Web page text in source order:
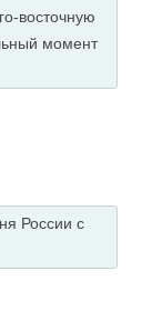
восточную
момент
России с